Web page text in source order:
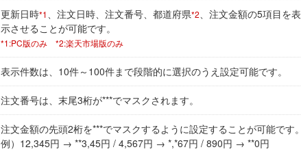
更新日時*1、注文日時、注文番号、都道府県*2、注文金額の5項目を表
示させることが可能です。
*1:PC版のみ *2:楽天市場版のみ
表示件数は、10件～100件まで段階的に選択のうえ設定可能です。
注文番号は、末尾3桁が***でマスクされます。
注文金額の先頭2桁を***でマスクするように設定することが可能です。
例）12,345円 → **3,45円 / 4,567円 → *,*67円 / 890円 → **0円